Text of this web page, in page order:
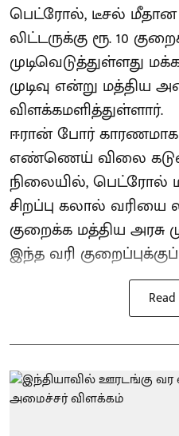
பெட்ரோல், டீசல் மீதான
லிட்டருக்கு ரூ. 10
முடிவெடுத்துள்ளது
முடிவு என்று மத்திய
விளக்கமளித்துள்ளார்.
ஈரான் போர்
எண்ணெய் விலை
நிலையில், பெட்ரோல்
சிறப்பு கலால் வரியை
குறைக்க மத்திய அரசு
இந்த வரி குறைப்புக்குப்